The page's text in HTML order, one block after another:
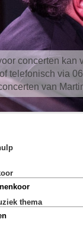
concerten kan
of telefonisch via
van
thema